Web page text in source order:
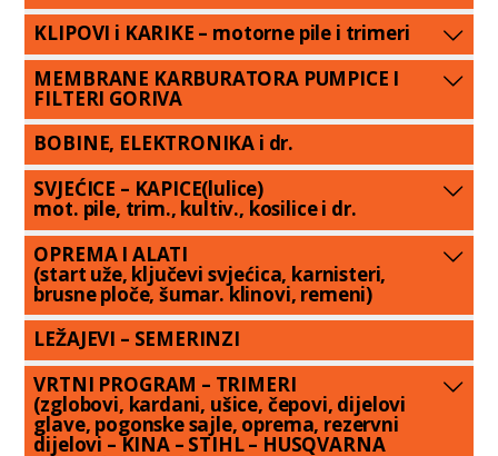
KLIPOVI i KARIKE – motorne pile i trimeri
MEMBRANE KARBURATORA PUMPICE I
FILTERI GORIVA
BOBINE, ELEKTRONIKA i dr.
SVJEĆICE – KAPICE(lulice)
mot. pile, trim., kultiv., kosilice i dr.
OPREMA I ALATI
(start uže, ključevi svjećica, karnisteri,
brusne ploče, šumar. klinovi, remeni)
LEŽAJEVI – SEMERINZI
VRTNI PROGRAM – TRIMERI
(zglobovi, kardani, ušice, čepovi, dijelovi
glave, pogonske sajle, oprema, rezervni
dijelovi – KINA – STIHL – HUSQVARNA